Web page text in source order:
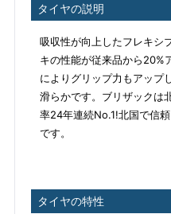
タイヤの説明
吸収性が向上したフレキシ
キの性能が従来品から20%
によりグリップ力もアップ
滑らかです。ブリザックは
率24年連続No.1!北国で信
です。
タイヤの特性